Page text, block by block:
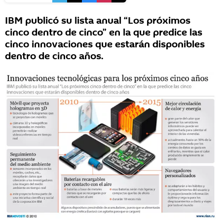
IBM publicó su lista anual “Los próximos
cinco dentro de cinco” en la que predice las
cinco innovaciones que estarán disponibles
dentro de cinco años.